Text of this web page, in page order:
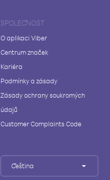
SPOLEČNOST
O aplikaci Viber
Centrum značek
Kariéra
Podmínky a zásady
Zásady ochrany soukromých
údajů
Customer Complaints Code
Čeština